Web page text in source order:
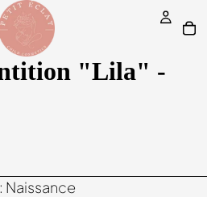
"Lila" -
Naissance